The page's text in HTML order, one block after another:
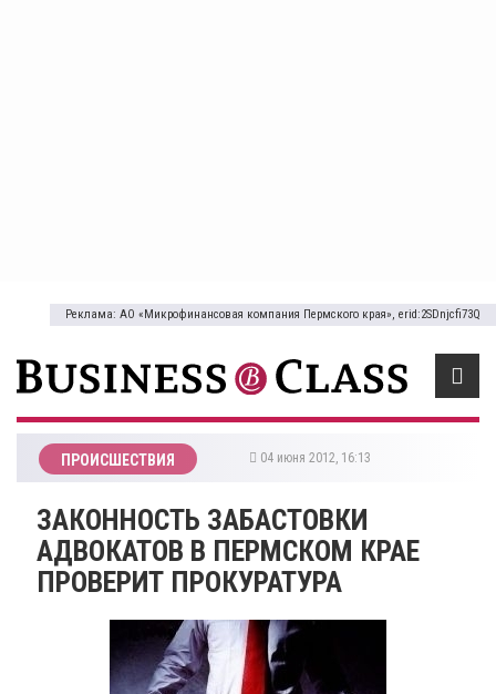
Реклама: АО «Микрофинансовая компания Пермского края», erid:2SDnjcfi73Q
ПРОИСШЕСТВИЯ 04 июня 2012, 16:13
ЗАКОННОСТЬ ЗАБАСТОВКИ
АДВОКАТОВ В ПЕРМСКОМ КРАЕ
ПРОВЕРИТ ПРОКУРАТУРА